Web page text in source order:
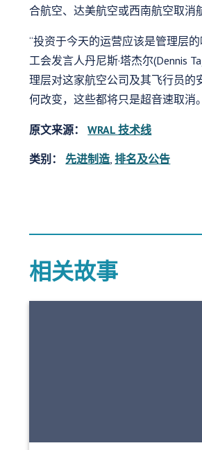
合航空、达美航空或西南航空取消
“投资于今天的运营应该是管理层
工会发言人丹尼斯·塔杰尔(Dennis
理层对这家航空公司及其飞行员的
何改变，这些都将只是超音速取消
原文来源：WRAL 技术线
类别： 先进制造 ,排名及公告
相关故事